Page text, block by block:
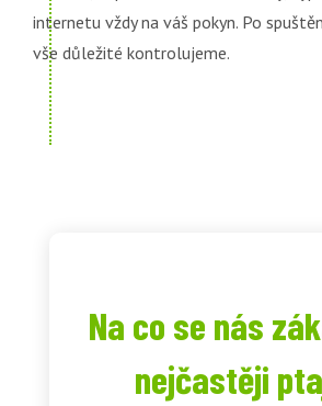
internetu vždy na váš pokyn. Po
vše důležité kontrolujeme.
Na co se nás
nejčastěji